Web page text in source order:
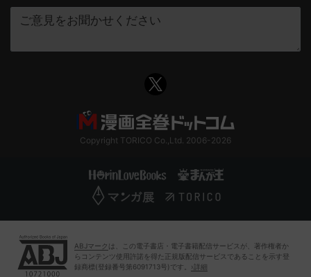
Copyright TORICO Co.,Ltd. 2006-2026
ABJマーク は、この電子書店・電子書籍配信サービスが、著作権者か
らコンテンツ使用許諾を得た正規版配信サービスであることを示す登
録商標(登録番号第6091713号)です。 ›詳細